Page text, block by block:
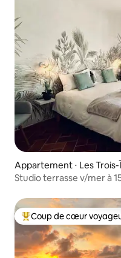
Appartement ⋅ Les
Studio terrasse v/mer à
Coups de cœur
Coup de cœur